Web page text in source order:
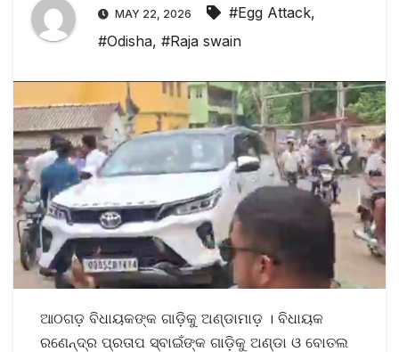
MAY 22, 2026 #Egg Attack,
#Odisha, #Raja swain
ଆଠଗଡ଼ ବିଧାୟକଙ୍କ ଗାଡ଼ିକୁ ଅଣ୍ଡାମାଡ଼ । ବିଧାୟକ
ରଣେନ୍ଦ୍ର ପ୍ରତାପ ସ୍ବାଇଁଙ୍କ ଗାଡ଼ିକୁ ଅଣ୍ଡା ଓ ବୋତଲ